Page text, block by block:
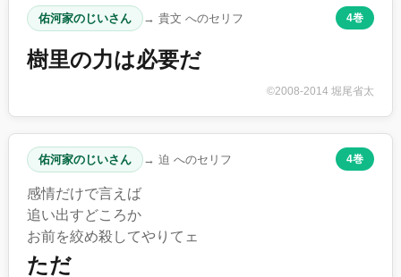
佑河家のじいさん → 貴文 へのセリフ 4巻
樹里の力は必要だ
©2008-2014 堀尾省太
佑河家のじいさん → 迫 へのセリフ 4巻
感情だけで言えば
追い出すどころか
お前を絞め殺してやりてェ
ただ